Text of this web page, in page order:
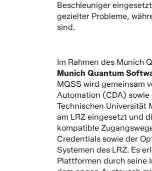
Beschleuniger
gezielter Probleme,
sind.
Im Rahmen des Munich
Munich Quantum
MQSS wird gemeinsam
Automation (CDA)
Technischen Universität
am LRZ eingesetzt und
kompatible
Credentials sowie der
Systemen des LRZ. Es
Plattformen durch seine